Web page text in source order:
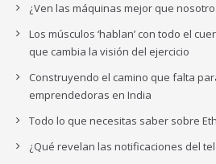
¿Ven las máquinas mejor que
Los músculos ‘hablan’ con todo el
que cambia la visión del ejercicio
Construyendo el camino que falta
emprendedoras en India
Todo lo que necesitas saber sobre
¿Qué revelan las notificaciones del